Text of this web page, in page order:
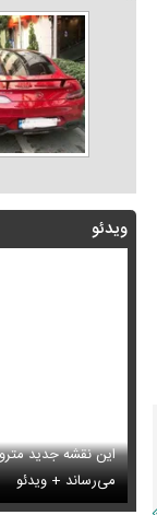
ویدئو
این نقشه جدید
می‌رساند + ویدئو
سانسور عجیب